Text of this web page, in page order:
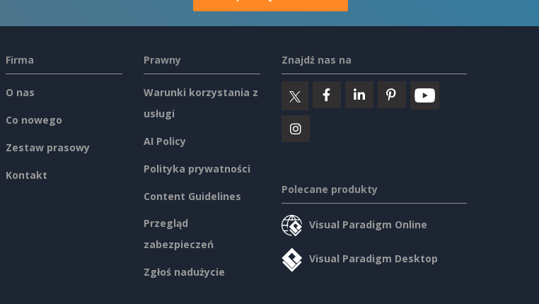
Firma
O nas
Co nowego
Zestaw prasowy
Kontakt
Prawny
Warunki korzystania z
usługi
AI Policy
Polityka prywatności
Content Guidelines
Przegląd
zabezpieczeń
Zgłoś nadużycie
Znajdź nas na
Polecane produkty
Visual Paradigm Online
Visual Paradigm Desktop